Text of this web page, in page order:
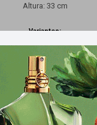
Altura: 33 cm
Variantes:
Métodos y costos de envío